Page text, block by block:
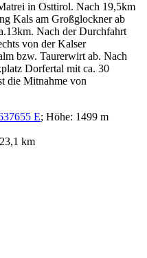
in Osttirol. Nach 19,5km
Kals am Großglockner ab
Nach der Durchfahrt
von der Kalser
bzw. Taurerwirt ab. Nach
Dorfertal mit ca. 30
die Mitnahme von
E; Höhe: 1499 m
km